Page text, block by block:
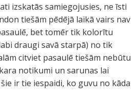
izskatās samiegojusies, ne īsti
tiešām pēdējā laikā vairs nav
bet tomēr tik kolorītu
draugi savā starpā) no tik
citviet pasaulē tiešām nebūtu
notikumi un sarunas lai
ir tie iespaidi, ko guvu no kāda